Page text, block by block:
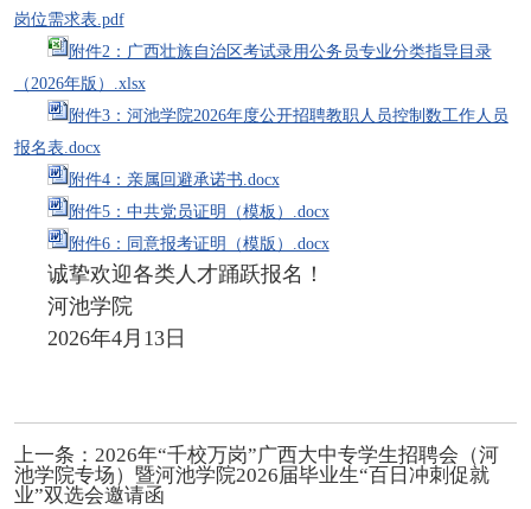
岗位需求表.pdf
附件2：广西壮族自治区考试录用公务员专业分类指导目录
（2026年版）.xlsx
附件3：河池学院2026年度公开招聘教职人员控制数工作人员
报名表.docx
附件4：亲属回避承诺书.docx
附件5：中共党员证明（模板）.docx
附件6：同意报考证明（模版）.docx
诚挚欢迎各类人才踊跃报名！
河池学院
2026年4月13日
上一条： 2026年“千校万岗”广西大中专学生招聘会（河
池学院专场）暨河池学院2026届毕业生“百日冲刺促就
业”双选会邀请函